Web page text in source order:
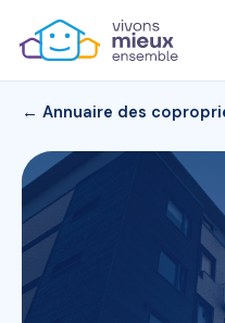
← Annuaire des